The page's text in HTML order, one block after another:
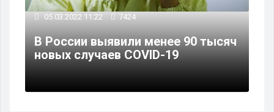
05.03.2022 11:22 7424
В России выявили менее 90 тысяч
новых случаев COVID-19